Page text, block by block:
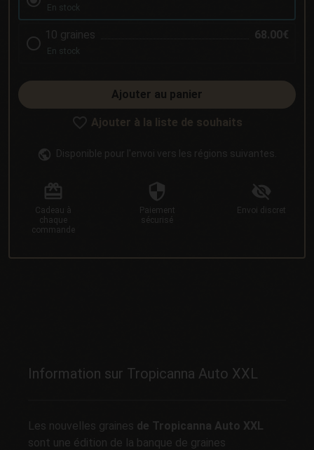
En stock
10 graines 68.00€
En stock
Ajouter au panier
Ajouter à la liste de souhaits
Disponible pour l'envoi vers les régions suivantes.
Cadeau à
chaque
commande
Paiement
sécurisé
Envoi discret
Information sur Tropicanna Auto XXL
Les nouvelles graines de Tropicanna Auto XXL
sont une édition de la banque de graines